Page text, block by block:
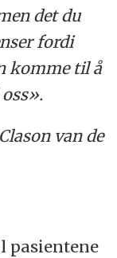
det du
fordi
komme til å
van de
pasientene